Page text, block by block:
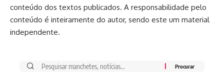
conteúdo dos textos publicados. A responsabilidade pelo
conteúdo é inteiramente do autor, sendo este um material
independente.